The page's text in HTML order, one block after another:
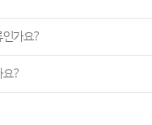
인가요?
요?